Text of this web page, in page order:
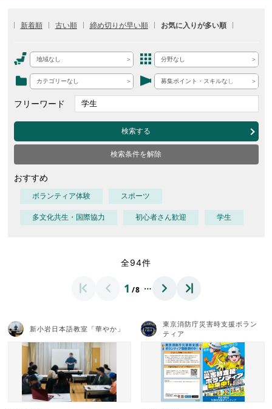
新着順 古い順 締め切りが早い順 お気に入りが多い順
地域なし 分野なし
カテゴリーなし 募集ポイント・スキルなし
フリーワード
検索する
検索条件を解除
おすすめ
ボランティア体験 スポーツ
多文化共生・国際協力 初心者さん歓迎 学生
全94件
1 /8 …
新小岩日本語教室「華やか」
東京消防庁災害時支援ボラン
ティア